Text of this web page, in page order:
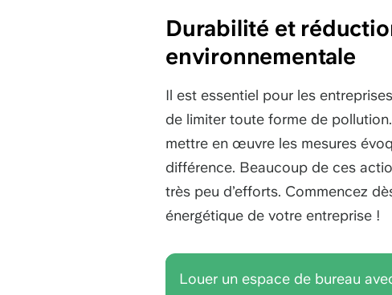
Durabilité et
environnementale
Il est essentiel pour les
de limiter toute forme de
mettre en œuvre les mesures
différence. Beaucoup de ces
très peu d’efforts. Commencez
énergétique de votre entreprise !
Louer un espace de bureau